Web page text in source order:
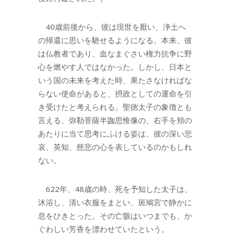
40歳前後から、彼は現世を厭い、浄土へ
の帰還に思いを馳せるようになる。本来、彼
は仏教者であり、血なまぐさい権力抗争に野
心を燃やす人ではなかった。しかし、日本と
いう国の未来を考えた時、果たさなければな
らない使命があると、摂政としての運命を引
き受けたと考えられる。聖徳太子の象徴とも
言える、弥勒菩薩半跏思惟像の、右手を頬の
あたりに当て思考にふける姿は、彼の深い悲
哀、英知、慈悲の心を表しているのかもしれ
ない。
622年、48歳の時、死を予知した太子は、
沐浴し、清い衣服をまとい、斑鳩宮で静かに
息をひきとった。その亡骸はいつまでも、か
ぐわしい芳香を漂わせていたという。